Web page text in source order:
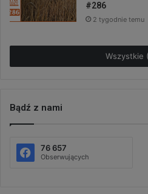
#286
2 tygodnie temu
Wszystkie
Bądź z nami
76 657
Obserwujących